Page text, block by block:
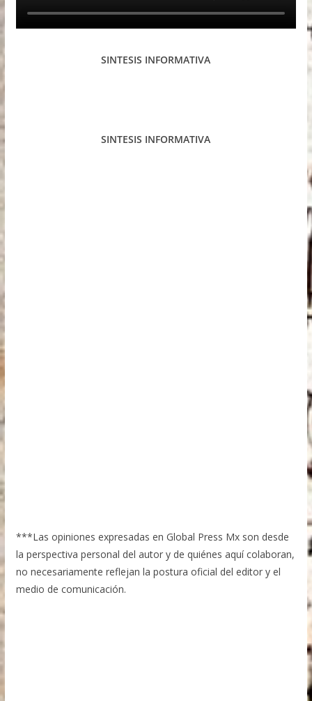
SINTESIS INFORMATIVA
SINTESIS INFORMATIVA
***Las opiniones expresadas en Global Press Mx son desde
la perspectiva personal del autor y de quiénes aquí colaboran,
no necesariamente reflejan la postura oficial del editor y el
medio de comunicación.